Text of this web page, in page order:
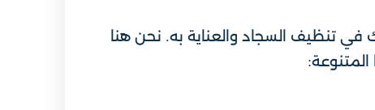
في تنظيف السجاد والعناية به. نحن هنا